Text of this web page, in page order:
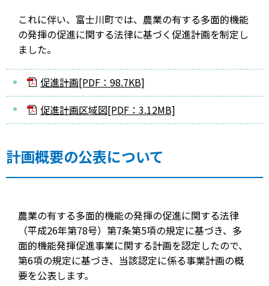
これに伴い、富士川町では、農業の有する多面的機能
の発揮の促進に関する法律に基づく促進計画を制定し
ました。
促進計画[PDF：98.7KB]
促進計画区域図[PDF：3.12MB]
計画概要の公表について
農業の有する多面的機能の発揮の促進に関する法律
（平成26年第78号）第7条第5項の規定に基づき、多
面的機能発揮促進事業に関する計画を認定したので、
第6項の規定に基づき、当該認定に係る事業計画の概
要を公表します。